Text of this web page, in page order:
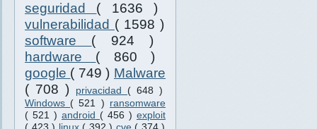
seguridad ( 1636 )
vulnerabilidad ( 1598 )
software ( 924 )
hardware ( 860 )
google ( 749 ) Malware
( 708 )
privacidad ( 648 )
Windows ( 521 ) ransomware
( 521 ) android ( 456 ) exploit